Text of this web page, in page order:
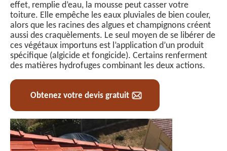
effet, remplie d’eau, la mousse peut casser votre
toiture. Elle empêche les eaux pluviales de bien couler,
alors que les racines des algues et champignons créent
aussi des craquèlements. Le seul moyen de se libérer de
ces végétaux importuns est l’application d’un produit
spécifique (algicide et fongicide). Certains renferment
des matières hydrofuges combinant les deux actions.
Obtenez votre devis gratuit